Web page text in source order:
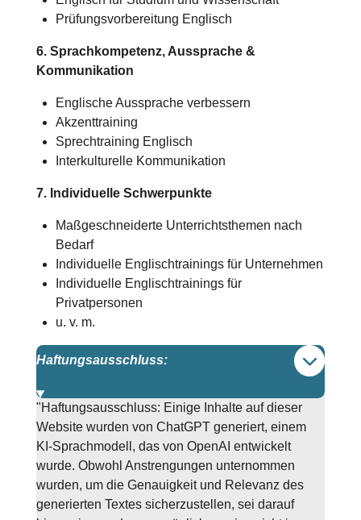
Prüfungsvorbereitung Englisch
6. Sprachkompetenz, Aussprache &
Kommunikation
Englische Aussprache verbessern
Akzenttraining
Sprechtraining Englisch
Interkulturelle Kommunikation
7. Individuelle Schwerpunkte
Maßgeschneiderte Unterrichtsthemen nach
Bedarf
Individuelle Englischtrainings für Unternehmen
Individuelle Englischtrainings für
Privatpersonen
u. v. m.
Haftungsausschluss:
"Haftungsausschluss: Einige Inhalte auf dieser
Website wurden von ChatGPT generiert, einem
KI-Sprachmodell, das von OpenAI entwickelt
wurde. Obwohl Anstrengungen unternommen
wurden, um die Genauigkeit und Relevanz des
generierten Textes sicherzustellen, sei darauf